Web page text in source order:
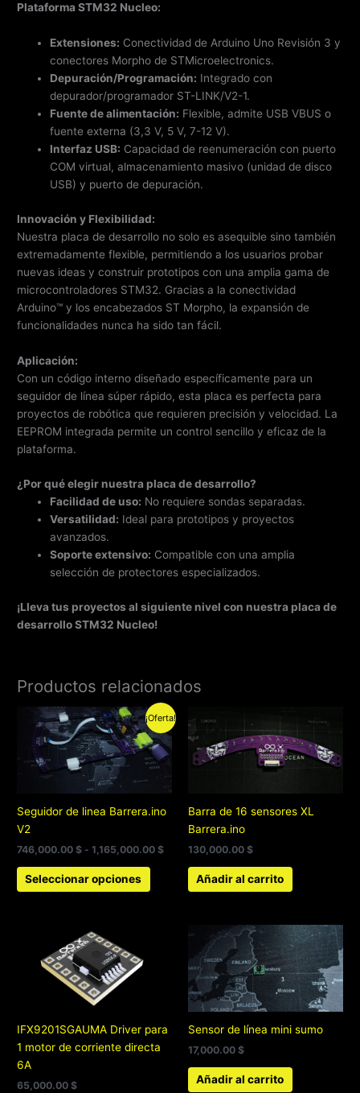
Plataforma STM32 Nucleo:
Extensiones: Conectividad de Arduino Uno Revisión 3 y
conectores Morpho de STMicroelectronics.
Depuración/Programación: Integrado con
depurador/programador ST-LINK/V2-1.
Fuente de alimentación: Flexible, admite USB VBUS o
fuente externa (3,3 V, 5 V, 7-12 V).
Interfaz USB: Capacidad de reenumeración con puerto
COM virtual, almacenamiento masivo (unidad de disco
USB) y puerto de depuración.
Innovación y Flexibilidad:
Nuestra placa de desarrollo no solo es asequible sino también
extremadamente flexible, permitiendo a los usuarios probar
nuevas ideas y construir prototipos con una amplia gama de
microcontroladores STM32. Gracias a la conectividad
Arduino™ y los encabezados ST Morpho, la expansión de
funcionalidades nunca ha sido tan fácil.
Aplicación:
Con un código interno diseñado específicamente para un
seguidor de línea súper rápido, esta placa es perfecta para
proyectos de robótica que requieren precisión y velocidad. La
EEPROM integrada permite un control sencillo y eficaz de la
plataforma.
¿Por qué elegir nuestra placa de desarrollo?
Facilidad de uso: No requiere sondas separadas.
Versatilidad: Ideal para prototipos y proyectos
avanzados.
Soporte extensivo: Compatible con una amplia
selección de protectores especializados.
¡Lleva tus proyectos al siguiente nivel con nuestra placa de
desarrollo STM32 Nucleo!
Productos relacionados
¡Oferta!
Seguidor de linea Barrera.ino
V2
746,000.00$ - 1,165,000.00$
Rango
de
precios:
desde
746,000.00 $
Seleccionar opciones
Este
producto
tiene
múltiples
pueden
en
Barra de 16 sensores XL
Barrera.ino
130,000.00 $
Añadir al carrito
IFX9201SGAUMA Driver para
1 motor de corriente directa
6A
65,000.00$
Sensor de línea mini sumo
17,000.00 $
Añadir al carrito